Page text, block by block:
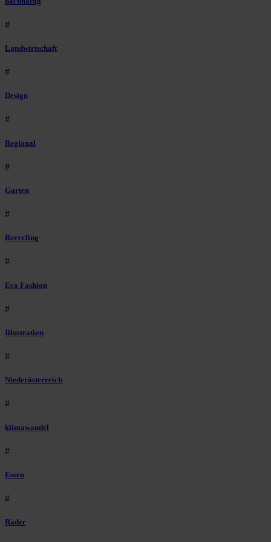
#
Landwirtschaft
#
Design
#
Regional
#
Garten
#
Recycling
#
Eco Fashion
#
Illustration
#
Niederösterreich
#
klimawandel
#
Essen
#
Räder